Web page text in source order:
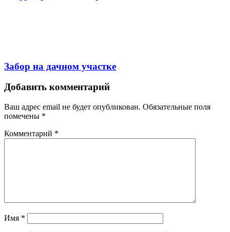
Забор на дачном участке
Добавить комментарий
Ваш адрес email не будет опубликован. Обязательные поля
помечены *
Комментарий *
Имя *